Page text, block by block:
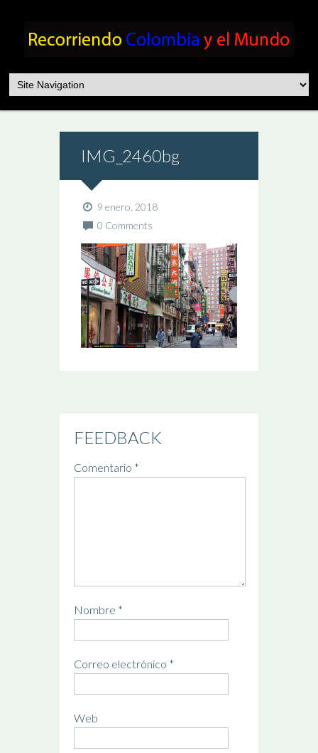
IMG_2460bg
9 enero, 2018
0 Comments
FEEDBACK
Comentario *
Nombre *
Correo electrónico *
Web